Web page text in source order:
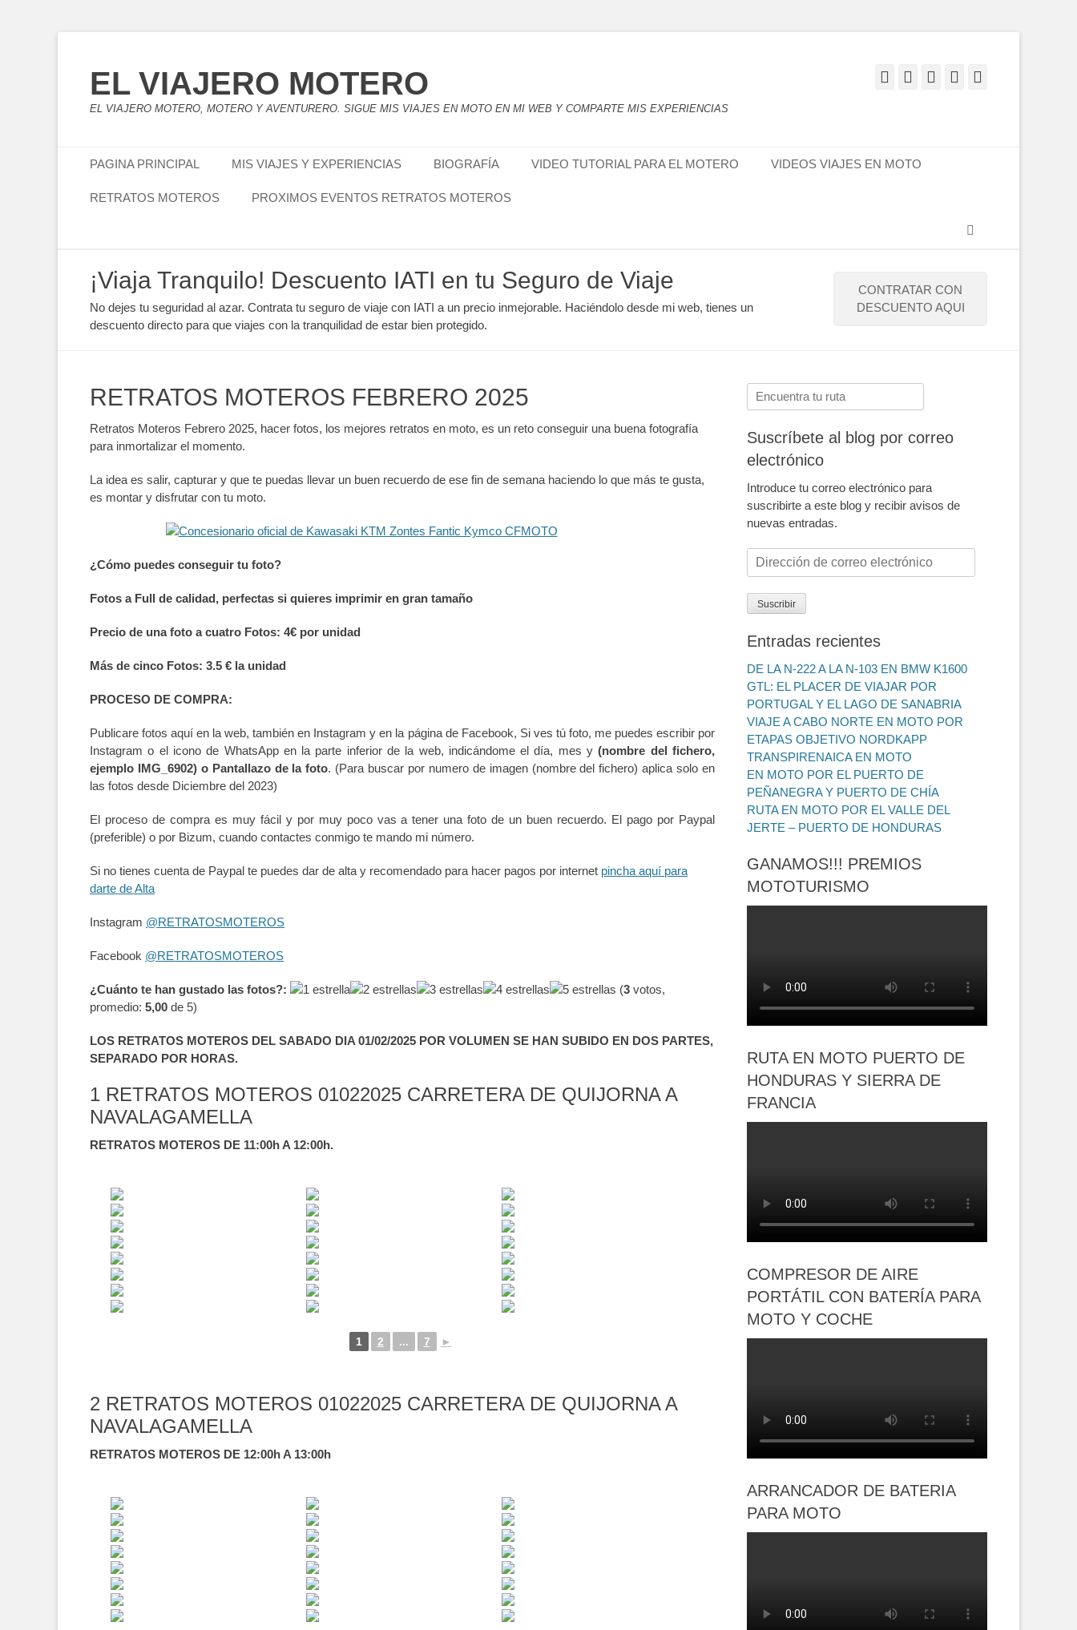
EL VIAJERO MOTERO
EL VIAJERO MOTERO, MOTERO Y AVENTURERO. SIGUE MIS VIAJES EN MOTO EN MI WEB Y COMPARTE MIS EXPERIENCIAS
Facebook
Twitter
FlickrYouTube
Menú principal
contenido
PAGINA PRINCIPAL MIS VIAJES Y EXPERIENCIAS BIOGRAFÍA VIDEO TUTORIAL PARA EL MOTERO VIDEOS VIAJES EN MOTO
RETRATOS MOTEROS
PROXIMOS EVENTOS RETRATOS MOTEROS
contenido
¡Viaja Tranquilo! Descuento IATI en tu Seguro de Viaje
No dejes tu seguridad al azar. Contrata tu seguro de viaje con IATI a un precio inmejorable. Haciéndolo desde mi web, tienes un
descuento directo para que viajes con la tranquilidad de estar bien protegido.
CONTRATAR CON
DESCUENTO AQUI
RETRATOS MOTEROS FEBRERO 2025
Retratos Moteros Febrero 2025, hacer fotos, los mejores retratos en moto, es un reto conseguir una buena fotografía
para inmortalizar el momento.
La idea es salir, capturar y que te puedas llevar un buen recuerdo de ese fin de semana haciendo lo que más te gusta,
es montar y disfrutar con tu moto.
¿Cómo puedes conseguir tu foto?
Fotos a Full de calidad, perfectas si quieres imprimir en gran tamaño
Precio de una foto a cuatro Fotos: 4€ por unidad
Más de cinco Fotos: 3.5 € la unidad
PROCESO DE COMPRA:
Publicare fotos aquí en la web, también en Instagram y en la página de Facebook, Si ves tú foto, me puedes escribir por
Instagram o el icono de WhatsApp en la parte inferior de la web, indicándome el día, mes y (nombre del fichero,
ejemplo IMG_6902) o Pantallazo de la foto. (Para buscar por numero de imagen (nombre del fichero) aplica solo en
las fotos desde Diciembre del 2023)
El proceso de compra es muy fácil y por muy poco vas a tener una foto de un buen recuerdo. El pago por Paypal
(preferible) o por Bizum, cuando contactes conmigo te mando mi número.
Si no tienes cuenta de Paypal te puedes dar de alta y recomendado para hacer pagos por internet pincha aquí para
darte de Alta
Instagram @RETRATOSMOTEROS
Facebook @RETRATOSMOTEROS
¿Cuánto te han gustado las fotos?: (3 votos,
promedio: 5,00 de 5)
LOS RETRATOS MOTEROS DEL SABADO DIA 01/02/2025 POR VOLUMEN SE HAN SUBIDO EN DOS PARTES,
SEPARADO POR HORAS.
1 RETRATOS MOTEROS 01022025 CARRETERA DE QUIJORNA A
NAVALAGAMELLA
RETRATOS MOTEROS DE 11:00h A 12:00h.
1 2 ... 7 ►
2 RETRATOS MOTEROS 01022025 CARRETERA DE QUIJORNA A
NAVALAGAMELLA
RETRATOS MOTEROS DE 12:00h A 13:00h
Buscar:
Suscríbete al blog por correo
electrónico
Introduce tu correo electrónico para
suscribirte a este blog y recibir avisos de
nuevas entradas.
Dirección
de
correo
electrónico
Suscribir
Entradas recientes
DE LA N-222 A LA N-103 EN BMW K1600
GTL: EL PLACER DE VIAJAR POR
PORTUGAL Y EL LAGO DE SANABRIA
VIAJE A CABO NORTE EN MOTO POR
ETAPAS OBJETIVO NORDKAPP
TRANSPIRENAICA EN MOTO
EN MOTO POR EL PUERTO DE
PEÑANEGRA Y PUERTO DE CHÍA
RUTA EN MOTO POR EL VALLE DEL
JERTE – PUERTO DE HONDURAS
GANAMOS!!! PREMIOS
MOTOTURISMO
RUTA EN MOTO PUERTO DE
HONDURAS Y SIERRA DE
FRANCIA
COMPRESOR DE AIRE
PORTÁTIL CON BATERÍA PARA
MOTO Y COCHE
ARRANCADOR DE BATERIA
PARA MOTO